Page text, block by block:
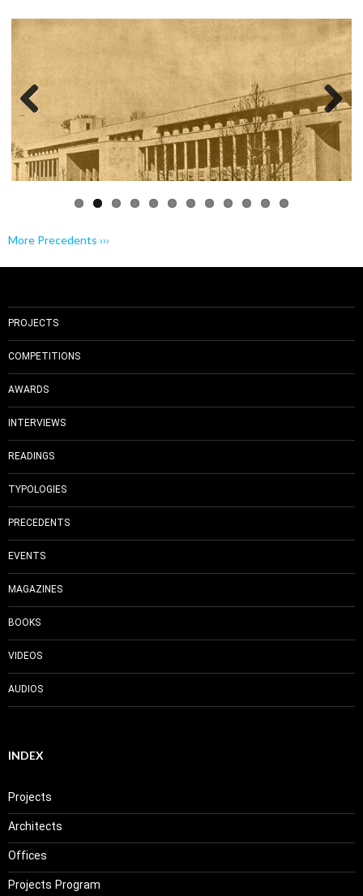
Previo Next
More Precedents ›››
PROJECTS
COMPETITIONS
AWARDS
INTERVIEWS
READINGS
TYPOLOGIES
PRECEDENTS
EVENTS
MAGAZINES
BOOKS
VIDEOS
AUDIOS
INDEX
Projects
Architects
Offices
Projects Program